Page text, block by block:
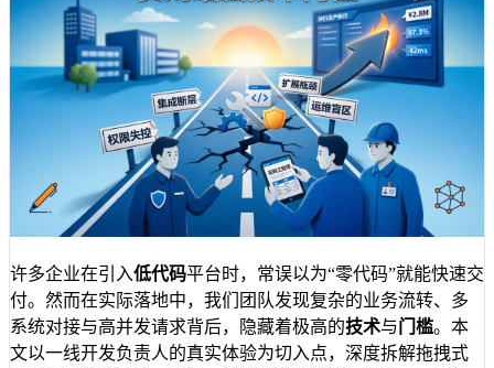
许多企业在引入低代码平台时，常误以为“零代码”就能快速交
付。然而在实际落地中，我们团队发现复杂的业务流转、多
系统对接与高并发请求背后，隐藏着极高的技术与门槛。本
文以一线开发负责人的真实体验为切入点，深度拆解拖拽式